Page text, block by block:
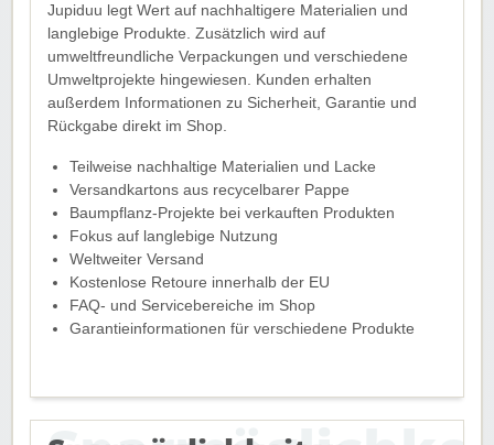
Jupiduu legt Wert auf nachhaltigere Materialien und
langlebige Produkte. Zusätzlich wird auf
umweltfreundliche Verpackungen und verschiedene
Umweltprojekte hingewiesen. Kunden erhalten
außerdem Informationen zu Sicherheit, Garantie und
Rückgabe direkt im Shop.
Teilweise nachhaltige Materialien und Lacke
Versandkartons aus recycelbarer Pappe
Baumpflanz-Projekte bei verkauften Produkten
Fokus auf langlebige Nutzung
Weltweiter Versand
Kostenlose Retoure innerhalb der EU
FAQ- und Servicebereiche im Shop
Garantieinformationen für verschiedene Produkte